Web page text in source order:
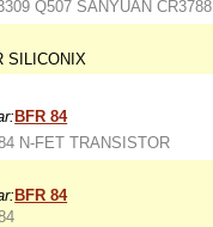
Q507 SANYUAN CR3788
SILICONIX
BFR 84
N-FET TRANSISTOR
BFR 84